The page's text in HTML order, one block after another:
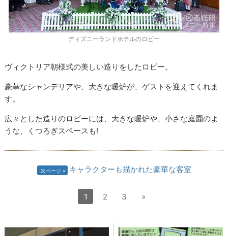
ディズニーランドホテルのロビー
ヴィクトリア朝様式の美しい造りをしたロビー。
豪華なシャンデリアや、大きな暖炉が、ゲストを迎えてくれま
す。
広々とした造りのロビーには、大きな暖炉や、小さな庭園のよ
うな、くつろぎスペースも!
次ページ キャラクターも描かれた豪華な客室
1 2 3 »